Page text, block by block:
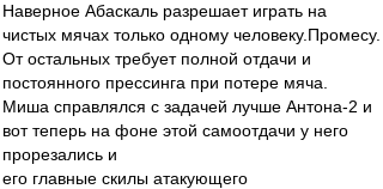
Наверное Абаскаль разрешает играть на
чистых мячах только одному человеку.Промесу.
От остальных требует полной отдачи и
постоянного прессинга при потере мяча.
Миша справлялся с задачей лучше Антона-2 и
вот теперь на фоне этой самоотдачи у него
прорезались и
его главные скилы атакующего